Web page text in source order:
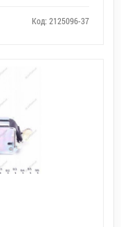
Код: 2125096-37